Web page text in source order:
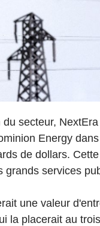
secteur,
Energy
de dollars.
grands services
une valeur
la placerait au